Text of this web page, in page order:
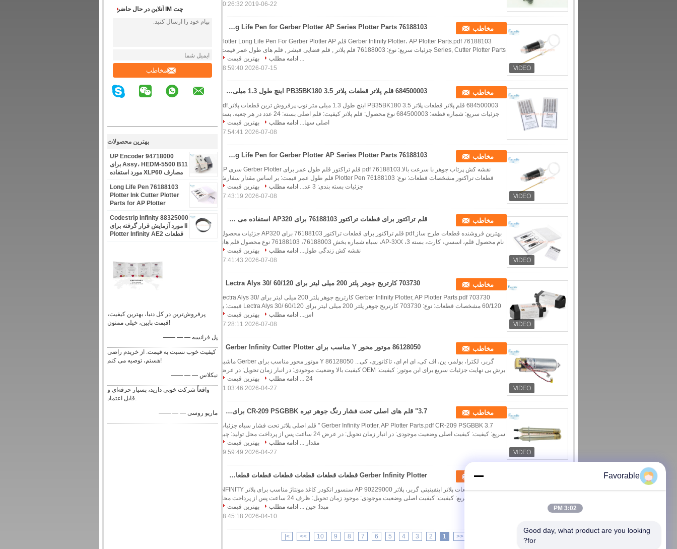
چت IM آنلاین در حال حاضر
مخاطب
بهترین محصولات
94718000 UP Encoder
Assy، HEDM-5500 B11 برای
مصارف XLP60 مورد استفاده
76188103 Long Life Pen
Plotter Ink Cutter Plotter
Parts for AP Plotter
88325000 Codestrip Infinity
Ii مورد آزمایش قرار گرفته برای
قطعات Plotter Infinity AE2
پرفروش‌ترین در کل دنیا، بهترین کیفیت،
قیمت پایین، خیلی ممنون!
—— — — پل فرانسه
کیفیت خوب نسبت به قیمت. از خریدم راضی
هستم، توصیه می کنم!
—— — — نیکلاس
واقعاً شرکت خوبی دارید، بسیار حرفه‌ای و
قابل اعتماد.
—— — — ماریو روسی
2019-06-22 10:26:32
76188103 Plotter Pen Long Life Pen for Gerber Plotter AP Series Plotter Parts مخاطب
Gerber Infinity Plotter، AP Plotter Parts.pdf 76188103 قلم Plotter Long Life Pen For Gerber Plotter AP
Series, Cutter Plotter Parts جزئیات سریع: نوع: 76188003 قلم پلاتر , قلم فضایی فیشر , قلم های طول عمر قیمت:
... ادامه مطلب
بهترین قیمت
2026-07-15 08:59:40
684500003 قلم پلاتر قطعات پلاتر PB35BK180 3.5 اینچ طول 1.3 میلی متر توپ مخاطب
684500003 قلم پلاتر قطعات پلاتر PB35BK180 3.5 اینچ طول 1.3 میلی متر توپ پرفروش ترین قطعات پلاتر.pdf
جزئیات سریع: شماره قطعه: 684500003 نوع محصول: قلم پلاتر کیفیت: قلم اصلی بسته: 24 عدد در هر جعبه، بسته
اصلی سها... ادامه مطلب
بهترین قیمت
2026-07-08 17:54:41
76188103 Plotter Pen Long Life Pen for Gerber Plotter AP Series Plotter Parts مخاطب
نقشه کش پرتاب جوهر با سرعت بالا.pdf 76188103 قلم تراکتور قلم طول عمر برای Gerber Plotter سری AP
قطعات تراکتور مشخصات قطعات: نوع: 76188103 Plotter Pen قلم طول عمر قیمت: بر اساس مقدار سفارش
جزئیات بسته بندی: 3 عد...
ادامه مطلب
بهترین قیمت
2026-07-08 17:43:19
قلم تراکتور برای قطعات تراکتور 76188103 برای AP320 استفاده می شود مخاطب
بهترين فروشنده قطعات طرح ساز.pdf قلم تراکتور برای قطعات تراکتور 76188103 برای AP320 جزئیات محصول:
نام محصول قلم، اسسي، کارت، بسته 3، AP-3XX، سياه شماره بخش 76188003، 76188103 نوع محصول قلم های
نقشه کش زندگی طول... ادامه مطلب
بهترین قیمت
2026-07-08 17:41:43
703730 کارتریج جوهر پلتر 200 میلی لیتر برای Lectra Alys 30/ 60/120 مخاطب
Gerber Infinity Plotter, AP Plotter Parts.pdf 703730 کارتریج جوهر پلتر 200 میلی لیتر برای Lectra Alys 30/
60/120 مشخصات قطعات: نوع: 703730 کارتریج جوهر پلتر 200 میلی لیتر برای Lectra Alys 30/ 60/120 قیمت: بر
اس... ادامه مطلب
بهترین قیمت
2026-07-08 17:28:11
86128050 موتور محور Y مناسب برای Gerber Infinity Cutter Plotter مخاطب
گربر، لکترا، بولمر، ین، اف کی، ای ام ای، تاکاتوری، کی... 86128050 Y موتور محور مناسب برای Gerber ماشین
برش بی نهایت جزئیات سریع برای این موتور: کیفیت: OEM کیفیت بالا وضعیت موجودی: در انبار زمان تحویل: در عرض
24 ...
ادامه مطلب
بهترین قیمت
2026-04-27 11:03:46
3.7" قلم های اصلی تحت فشار رنگ جوهر تیره CR-209 PSGBBK برای نقشه مخاطب
Gerber Infinity Plotter, AP Plotter Parts.pdf CR-209 PSGBBK 3.7 " قلم اصلی پلاتر تحت فشار سیاه جزئیات
سریع: کیفیت: کیفیت اصلی وضعیت موجودی: در انبار زمان تحویل: در عرض 24 ساعت پس از پرداخت محل تولید: چین
مقدار ... ادامه مطلب
بهترین قیمت
2026-04-27 09:59:49
Gerber Infinity Plotter قطعات قطعات قطعات قطعات قطعات قطعات قطعات قطعات قطعات قطعات قطعات قطعات مخاطب
فایل PDF قطعات پلاتر اینفینیتی گربر، پلاتر AP 90229000 سنسور انکودر کاغذ مونتاژ مناسب برای پلاتر INFINITY
AE جزئیات سریع: کیفیت: کیفیت اصلی وضعیت موجودی: موجود زمان تحویل: ظرف 24 ساعت پس از پرداخت محل
مبدا: چین ... ادامه مطلب
بهترین قیمت
2026-04-10 08:45:18
<<
1
2
3
4
5
6
7
8
9
10
>>
>|
Favorable
3:02 PM
Good day, what product are you looking
for?